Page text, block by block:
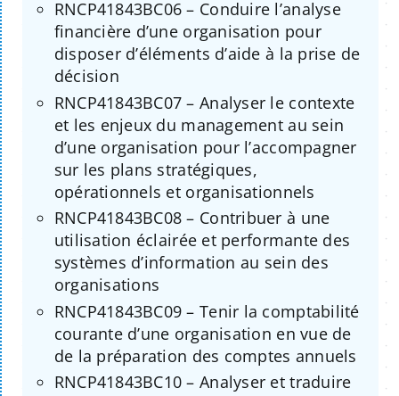
RNCP41843BC06 – Conduire l’analyse
financière d’une organisation pour
disposer d’éléments d’aide à la prise de
décision
RNCP41843BC07 – Analyser le contexte
et les enjeux du management au sein
d’une organisation pour l’accompagner
sur les plans stratégiques,
opérationnels et organisationnels
RNCP41843BC08 – Contribuer à une
utilisation éclairée et performante des
systèmes d’information au sein des
organisations
RNCP41843BC09 – Tenir la comptabilité
courante d’une organisation en vue de
de la préparation des comptes annuels
RNCP41843BC10 – Analyser et traduire